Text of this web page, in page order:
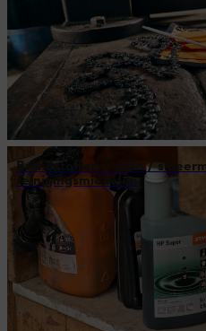
Brandstoffen / oliën /
reinigingsmiddelen